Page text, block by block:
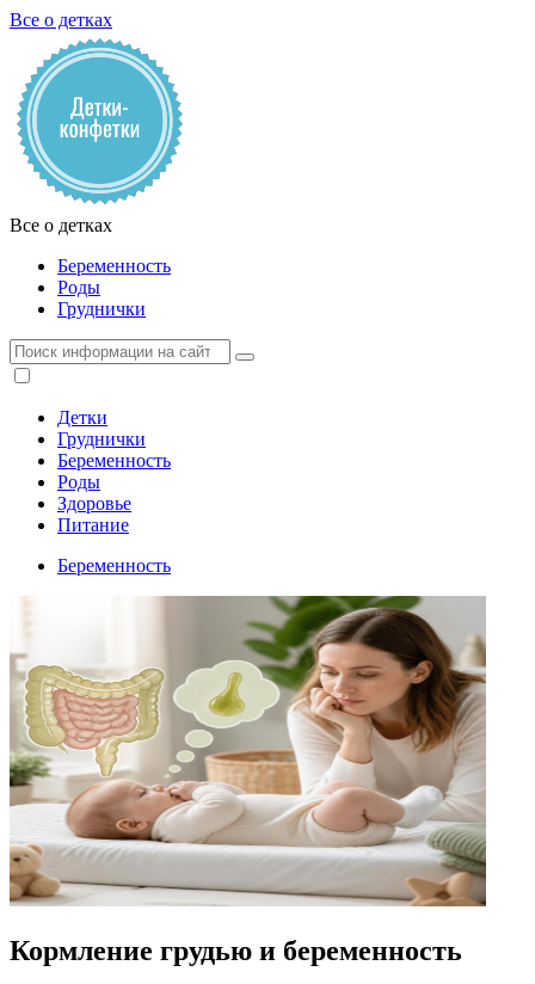
Все о детках
Все о детках
Беременность
Роды
Груднички
Детки
Груднички
Беременность
Роды
Здоровье
Питание
Беременность
Кормление грудью и беременность